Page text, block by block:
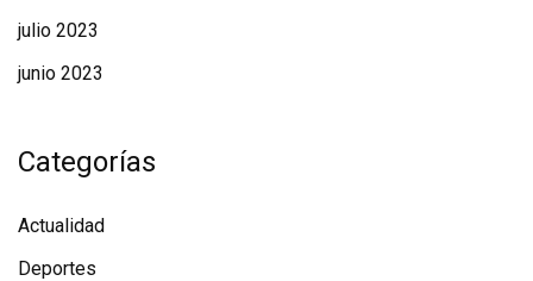
julio 2023
junio 2023
Categorías
Actualidad
Deportes